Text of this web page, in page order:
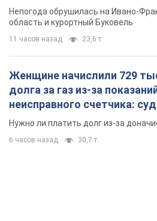
Непогода обрушилась на Ивано-
область и курортный Буковель
11 часов назад 23,6 т.
Женщине начислили 729
долга за газ из-за
неисправного счетчика:
вынес неожиданное
Нужно ли платить долг из-за
6 часов назад 30,7 т.